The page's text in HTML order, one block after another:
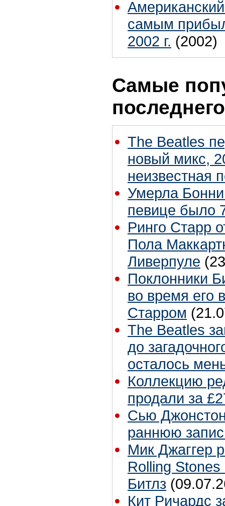
самым
2002 г. (2002)
Самые
The Beatles
новый микс,
неизвестная
Умерла
певице было
Ринго Старр
Пола
Ливерпуле
Поклонники
во время его
Старром
The Beatles
до
осталось
Коллекцию
продали за
Сью
раннюю
Мик Джаггер
Rolling
Битлз
Кит Ричардс